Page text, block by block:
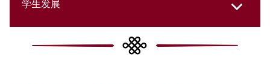
《新亚简讯》
学生发展
College Updates